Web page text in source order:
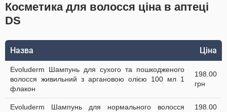
Косметика для волосся ціна в аптеці
DS
Назва Ціна
Evoluderm Шампунь для сухого та пошкодженого
волосся живильний з аргановою олією 100 мл 1
флакон
198.00
грн
Evoluderm Шампунь для нормального волосся
198.00